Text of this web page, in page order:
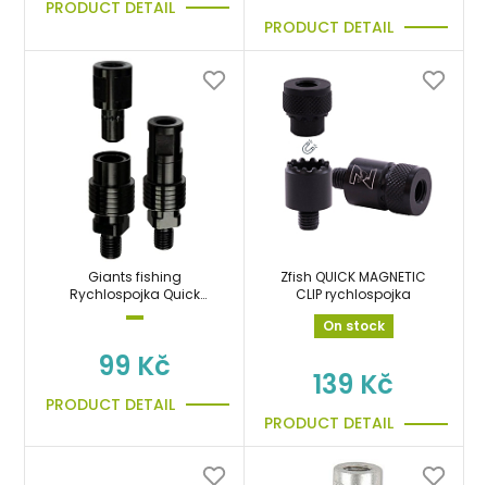
PRODUCT DETAIL
PRODUCT DETAIL
Giants fishing
Rychlospojka Quick
Release Connector Black
99 Kč
PRODUCT DETAIL
Zfish QUICK MAGNETIC
CLIP rychlospojka
On stock
139 Kč
PRODUCT DETAIL